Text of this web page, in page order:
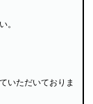
。
いただいておりま